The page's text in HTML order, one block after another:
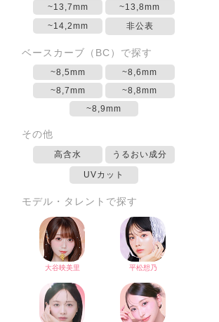
~13,7mm
~13,8mm
~14,2mm
非公表
ベースカーブ（BC）で探す
~8,5mm
~8,6mm
~8,7mm
~8,8mm
~8,9mm
その他
高含水 うるおい成分
UVカット
モデル・タレントで探す